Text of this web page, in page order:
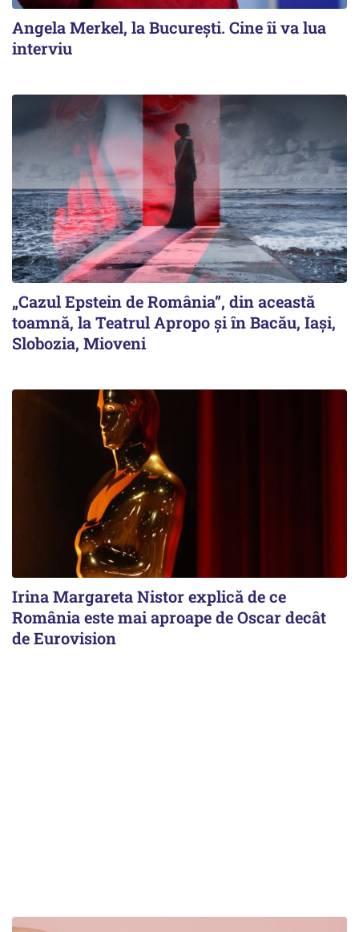
Angela Merkel, la București. Cine îi va lua
interviu
„Cazul Epstein de România”, din această
toamnă, la Teatrul Apropo și în Bacău, Iași,
Slobozia, Mioveni
Irina Margareta Nistor explică de ce
România este mai aproape de Oscar decât
de Eurovision